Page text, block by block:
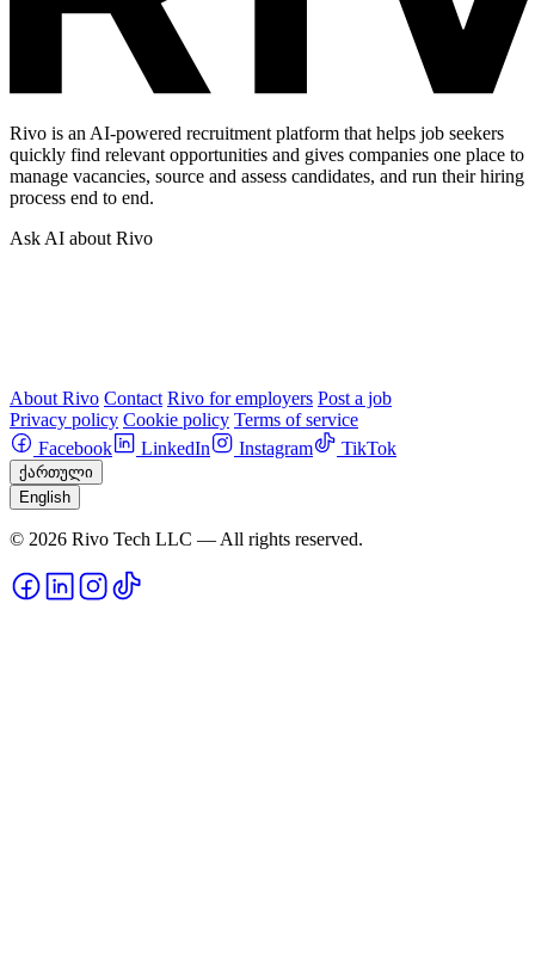
Rivo is an AI-powered recruitment platform that helps job seekers
quickly find relevant opportunities and gives companies one place to
manage vacancies, source and assess candidates, and run their hiring
process end to end.
Ask AI about Rivo
About Rivo Contact Rivo for employers Post a job
Privacy policy Cookie policy Terms of service
Facebook
LinkedIn Instagram TikTok
ქართული
English
© 2026 Rivo Tech LLC — All rights reserved.